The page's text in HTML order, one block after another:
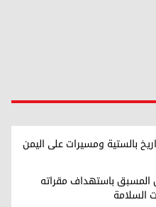
بالستية ومسيرات على اليمن
باستهداف مقراته
السلامة